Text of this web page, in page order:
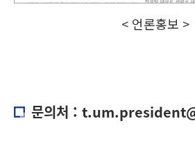
< 언론홍보 >
문의처 :